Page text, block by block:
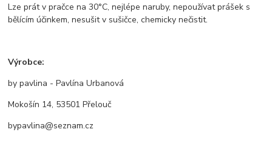
Lze prát v pračce na 30°C, nejlépe naruby, nepoužívat prášek s
bělícím účinkem, nesušit v sušičce, chemicky nečistit.
Výrobce:
by pavlina - Pavlína Urbanová
Mokošín 14, 53501 Přelouč
bypavlina@seznam.cz